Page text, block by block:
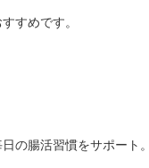
すめです。
の腸活習慣をサポート。